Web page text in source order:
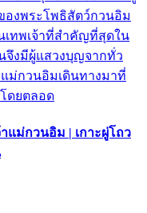
องพระโพธิสัตว์กวนอิม
เทพเจ้าที่สำคัญที่สุดใน
งมีผู้แสวงบุญจากทั่ว
ม่กวนอิมเดินทางมาที่
ดยตลอด
แม่กวนอิม | เกาะผู่โถว